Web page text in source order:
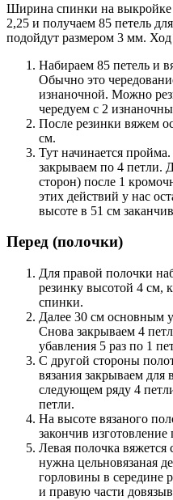
Ширина спинки на
2,25 и получаем 85 петель
подойдут размером 3 мм.
Набираем 85 петель и
Обычно это
изнаночной. Можно
чередуем с 2
После резинки вяжем
см.
Тут начинается
закрываем по 4 петли.
сторон) после 1
этих действий у нас
высоте в 51 см
Перед (полочки)
Для правой полочки
резинку высотой 4 см,
спинки.
Далее 30 см основным
Снова закрываем 4
убавления 5 раз по 1
С другой стороны
вязания закрываем для
следующем ряду 4
петли.
На высоте вязаного
закончив
Левая полочка
нужна цельновязаная
горловины в середине
и правую части